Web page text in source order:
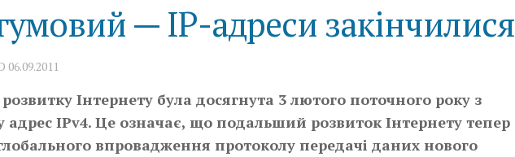
— IP-адреси закінчилися
06.09.2011
Інтернету була досягнута 3 лютого поточного року з
адрес IPv4. Це означає, що подальший розвиток Інтернету тепер
впровадження протоколу передачі даних нового